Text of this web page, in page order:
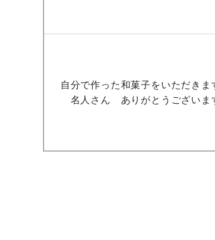
自分で作った和菓子をいただきま
名人さん ありがとうございま